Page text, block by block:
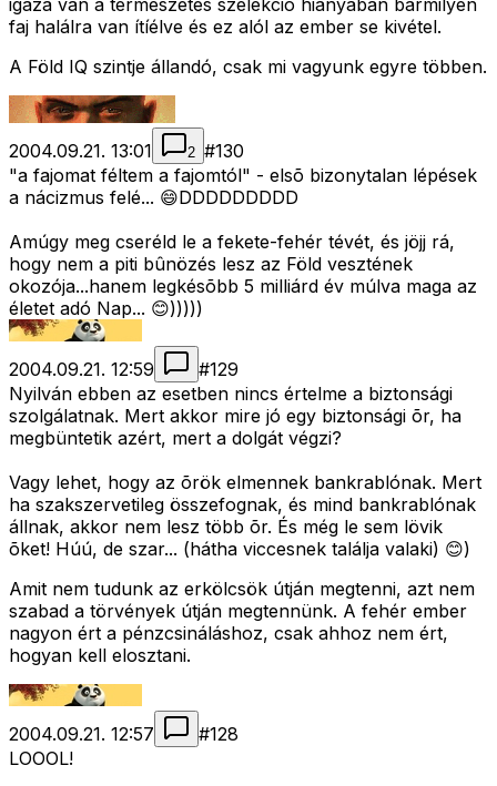
igaza van a természetes szelekció hiányában bármilyen
faj halálra van ítíélve és ez alól az ember se kivétel.
A Föld IQ szintje állandó, csak mi vagyunk egyre többen.
2004.09.21. 13:01 2 #130
"a fajomat féltem a fajomtól" - elsõ bizonytalan lépések
a nácizmus felé... 😄DDDDDDDDD
Amúgy meg cseréld le a fekete-fehér tévét, és jöjj rá,
hogy nem a piti bûnözés lesz az Föld vesztének
okozója...hanem legkésõbb 5 milliárd év múlva maga az
életet adó Nap... 😊)))))
2004.09.21. 12:59 #129
Nyilván ebben az esetben nincs értelme a biztonsági
szolgálatnak. Mert akkor mire jó egy biztonsági õr, ha
megbüntetik azért, mert a dolgát végzi?
Vagy lehet, hogy az õrök elmennek bankrablónak. Mert
ha szakszervetileg összefognak, és mind bankrablónak
állnak, akkor nem lesz több õr. És még le sem lövik
õket! Húú, de szar... (hátha viccesnek találja valaki) 😊)
Amit nem tudunk az erkölcsök útján megtenni, azt nem
szabad a törvények útján megtennünk. A fehér ember
nagyon ért a pénzcsináláshoz, csak ahhoz nem ért,
hogyan kell elosztani.
2004.09.21. 12:57 #128
LOOOL!